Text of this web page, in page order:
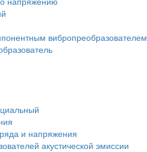
вибропреобразователем
и напряжения
акустической эмиссии